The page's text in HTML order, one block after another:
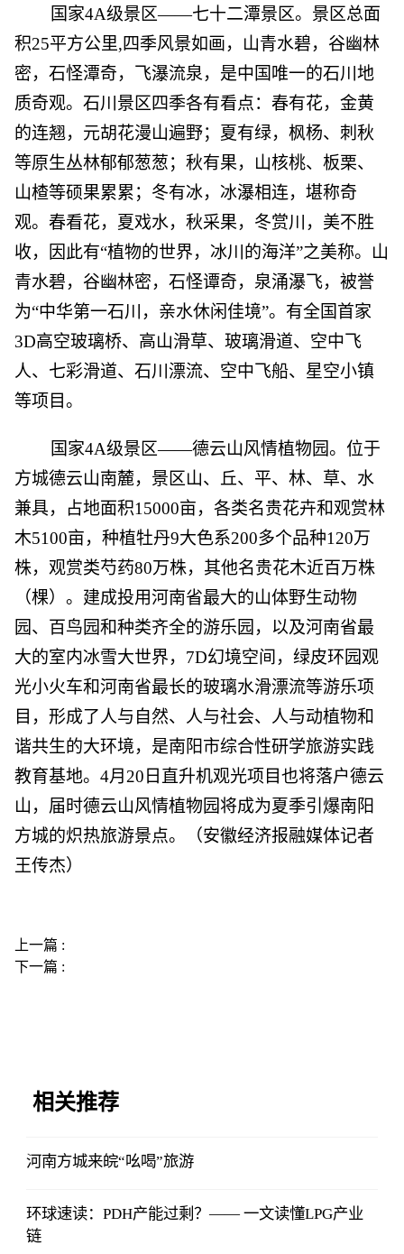
国家4A级景区——七十二潭景区。景区总面
积25平方公里,四季风景如画，山青水碧，谷幽林
密，石怪潭奇，飞瀑流泉，是中国唯一的石川地
质奇观。石川景区四季各有看点：春有花，金黄
的连翘，元胡花漫山遍野；夏有绿，枫杨、刺秋
等原生丛林郁郁葱葱；秋有果，山核桃、板栗、
山楂等硕果累累；冬有冰，冰瀑相连，堪称奇
观。春看花，夏戏水，秋采果，冬赏川，美不胜
收，因此有“植物的世界，冰川的海洋”之美称。山
青水碧，谷幽林密，石怪谭奇，泉涌瀑飞，被誉
为“中华第一石川，亲水休闲佳境”。有全国首家
3D高空玻璃桥、高山滑草、玻璃滑道、空中飞
人、七彩滑道、石川漂流、空中飞船、星空小镇
等项目。
国家4A级景区——德云山风情植物园。位于
方城德云山南麓，景区山、丘、平、林、草、水
兼具，占地面积15000亩，各类名贵花卉和观赏林
木5100亩，种植牡丹9大色系200多个品种120万
株，观赏类芍药80万株，其他名贵花木近百万株
（棵）。建成投用河南省最大的山体野生动物
园、百鸟园和种类齐全的游乐园，以及河南省最
大的室内冰雪大世界，7D幻境空间，绿皮环园观
光小火车和河南省最长的玻璃水滑漂流等游乐项
目，形成了人与自然、人与社会、人与动植物和
谐共生的大环境，是南阳市综合性研学旅游实践
教育基地。4月20日直升机观光项目也将落户德云
山，届时德云山风情植物园将成为夏季引爆南阳
方城的炽热旅游景点。（安徽经济报融媒体记者
王传杰）
上一篇 :
下一篇 :
相关推荐
河南方城来皖“吆喝”旅游
环球速读：PDH产能过剩？—— 一文读懂LPG产业
链